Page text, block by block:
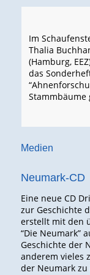
Im
Thalia
(Hamburg,
das
Stammbäume
Medien
Neumark-CD
Eine neue CD
zur Geschichte
erstellt mit den
“Die Neumark”
Geschichte der
anderem vieles
der Neumark